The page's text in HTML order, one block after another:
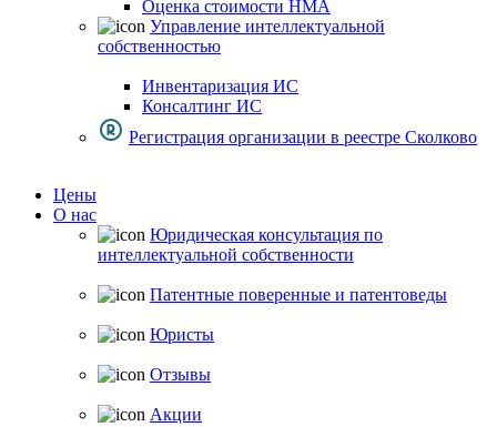
Оценка стоимости НМА
Управление интеллектуальной
собственностью
Инвентаризация ИС
Консалтинг ИС
Регистрация организации в реестре Сколково
Цены
О нас
Юридическая консультация по
интеллектуальной собственности
Патентные поверенные и патентоведы
Юристы
Отзывы
Акции